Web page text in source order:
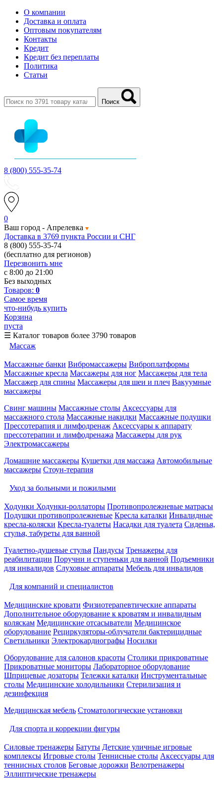
О компании
Доставка и оплата
Оптовым покупателям
Контакты
Кредит
Кредит без переплаты
Политика
Статьи
Поиск
8 (800) 555-35-74
0
Ваш город - Апрелевка
Доставка в 3769 пункта России и СНГ
8 (800) 555-35-74
(бесплатно для регионов)
Перезвонить мне
с 8:00 до 21:00
Без выходных
Товаров: 0
Самое время
что-нибудь купить
Корзина
пуста
☰ Каталог товаров более 3790 товаров
Массаж
Массажные банки Вибромассажеры Виброплатформы
Массажные кресла Массажеры для ног Массажеры для тела
Массажер для спины Массажеры для шеи и плеч Вакуумные
массажеры
Свинг машины Массажные столы Аксессуары для
массажного стола Массажные накидки Массажные подушки
Прессотерапия и лимфодренаж Аксессуары к аппарату
прессотерапии и лимфодренажа Массажеры для рук
Электромассажеры
Домашние массажеры Кушетки для массажа Автомобильные
массажеры Стоун-терапия
Уход за больными и пожилыми
Ходунки Ходунки-роллаторы Противопролежневые матрасы
Подушки противопролежневые Кресла каталки Инвалидные
кресла-коляски Кресла-туалеты Насадки для туалета Сиденья,
стулья, табуреты для ванной
Туалетно-душевые стулья Пандусы Тренажеры для
реабилитации Поручни и ступеньки для ванной Подъемники
для инвалидов Слуховые аппараты Мебель для инвалидов
Для компаний и специалистов
Медицинские кровати Физиотерапевтические аппараты
Дополнительное оборудование к кроватям и инвалидным
коляскам Медицинские отсасыватели Медицинское
оборудование Рециркуляторы-облучатели бактерицидные
Светильники Электрокардиографы Носилки
Оборудование для салонов красоты Столики прикроватные
Прикроватные мониторы Лабораторное оборудование
Шприцевые дозаторы Тележки каталки Инструментальные
столы Медицинские холодильники Стерилизация и
дезинфекция
Медицинская мебель Стоматологические установки
Для спорта и коррекции фигуры
Силовые тренажеры Батуты Детские уличные игровые
комплексы Игровые столы Теннисные столы Аксессуары для
теннисных столов Беговые дорожки Велотренажеры
Эллиптические тренажеры